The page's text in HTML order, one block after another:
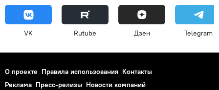
VK Rutube Дзен Telegram
О проекте Правила использования Контакты
Реклама Пресс-релизы Новости компаний